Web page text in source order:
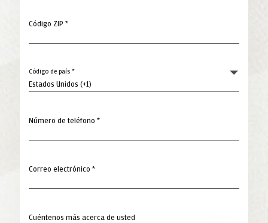
Código ZIP *
Código de país *
Número de teléfono *
Correo electrónico *
Cuéntenos más acerca de usted